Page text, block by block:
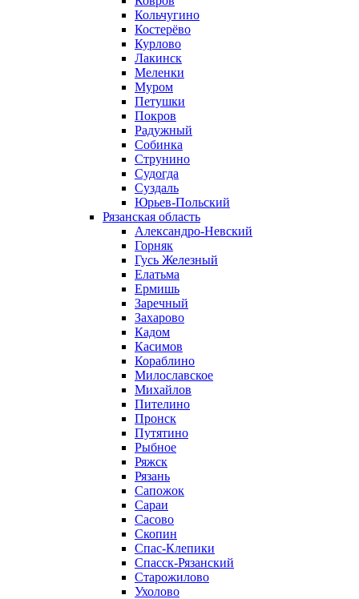
Кольчугино
Костерёво
Курлово
Лакинск
Меленки
Муром
Петушки
Покров
Радужный
Собинка
Струнино
Судогда
Суздаль
Юрьев-Польский
Рязанская область
Александро-Невский
Горняк
Гусь Железный
Елатьма
Ермишь
Заречный
Захарово
Кадом
Касимов
Кораблино
Милославское
Михайлов
Пителино
Пронск
Путятино
Рыбное
Ряжск
Рязань
Сапожок
Сараи
Сасово
Скопин
Спас-Клепики
Спасск-Рязанский
Старожилово
Ухолово